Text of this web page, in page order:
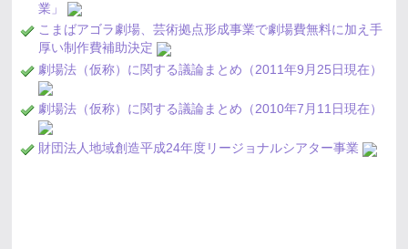
業」
こまばアゴラ劇場、芸術拠点形成事業で劇場費無料に加え手
厚い制作費補助決定
劇場法（仮称）に関する議論まとめ（2011年9月25日現在）
劇場法（仮称）に関する議論まとめ（2010年7月11日現在）
財団法人地域創造平成24年度リージョナルシアター事業